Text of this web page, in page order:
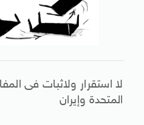
لا استقرار ولاثبات فى
المتحدة وإيران